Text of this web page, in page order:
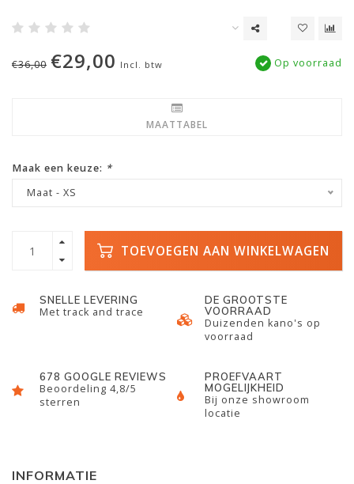
€36,00 €29,00 Incl. btw Op voorraad
MAATTABEL
Maak een keuze: *
Maat - XS
TOEVOEGEN AAN WINKELWAGEN
SNELLE LEVERING
Met track and trace
DE GROOTSTE
VOORRAAD
Duizenden kano's op
voorraad
678 GOOGLE REVIEWS
Beoordeling 4,8/5
sterren
PROEFVAART
MOGELIJKHEID
Bij onze showroom
locatie
INFORMATIE